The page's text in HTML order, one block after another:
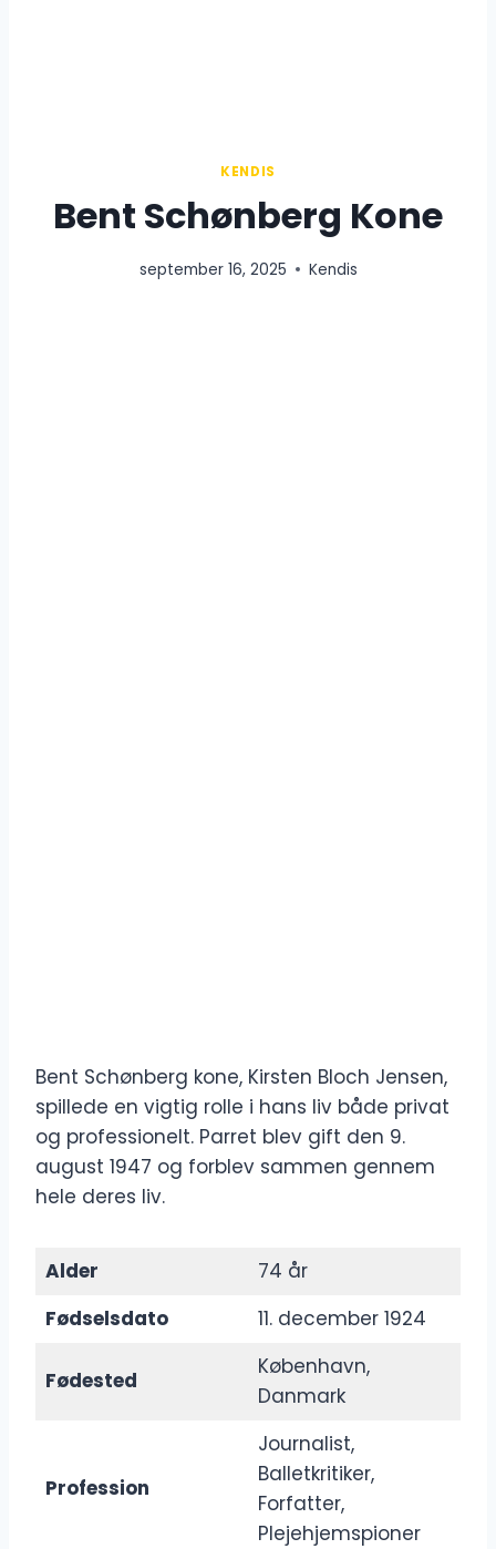
KENDIS
Bent Schønberg Kone
september 16, 2025 Kendis
Bent Schønberg kone, Kirsten Bloch Jensen,
spillede en vigtig rolle i hans liv både privat
og professionelt. Parret blev gift den 9.
august 1947 og forblev sammen gennem
hele deres liv.
Alder
74 år
Fødselsdato
11. december 1924
Fødested
København,
Danmark
Profession
Journalist,
Balletkritiker,
Forfatter,
Plejehjemspioner